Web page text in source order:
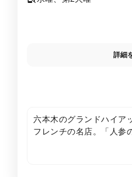
詳細
六本木のグランドハイア
フレンチの名店。「人参
ソメジュレ うに添え」を
緒に頂けば、もう最高